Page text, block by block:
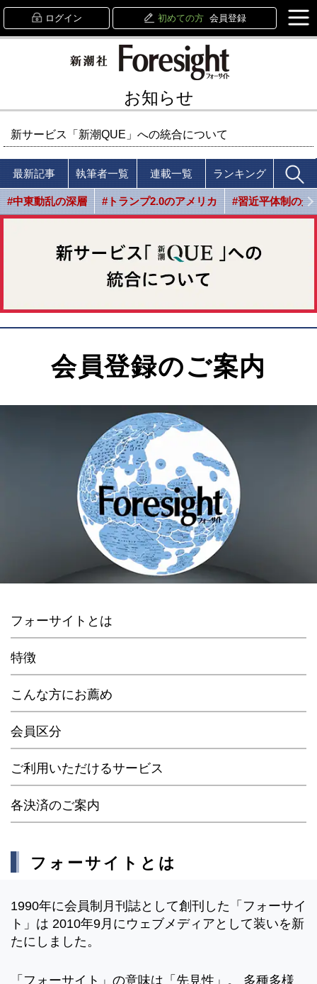
ログイン 初めての方 会員登録
お知らせ
新サービス「新潮QUE」への統合について
最新記事 執筆者一覧 連載一覧 ランキング
#中東動乱の深層 #トランプ2.0のアメリカ #習近平体制の光
会員登録のご案内
フォーサイトとは
特徴
こんな方にお薦め
会員区分
ご利用いただけるサービス
各決済のご案内
フォーサイトとは
1990年に会員制月刊誌として創刊した「フォーサイ
ト」は 2010年9月にウェブメディアとして装いを新
たにしました。
「フォーサイト」の意味は「先見性」。 多種多様